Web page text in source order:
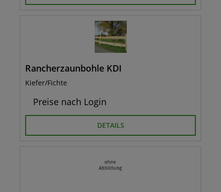
Rancherzaunbohle KDI
Kiefer/Fichte
Preise nach Login
DETAILS